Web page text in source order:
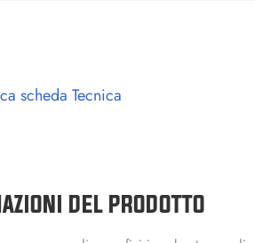
scheda Tecnica
DEL PRODOTTO